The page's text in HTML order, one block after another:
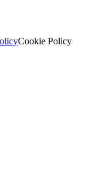
Cookie Policy